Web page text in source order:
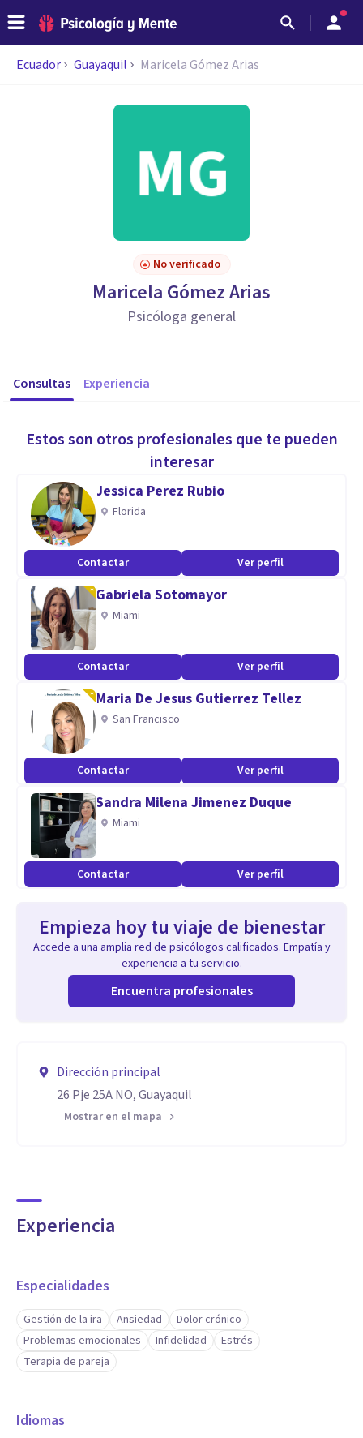
Ecuador Guayaquil Maricela Gómez Arias
No verificado
Maricela Gómez Arias
Psicóloga general
Consultas Experiencia
Estos son otros profesionales que te pueden
interesar
Jessica Perez Rubio
Florida
Contactar Ver perfil
Gabriela Sotomayor
Miami
Contactar Ver perfil
Maria De Jesus Gutierrez Tellez
San Francisco
Contactar Ver perfil
Sandra Milena Jimenez Duque
Miami
Contactar Ver perfil
Empieza hoy tu viaje de bienestar
Accede a una amplia red de psicólogos calificados. Empatía y
experiencia a tu servicio.
Encuentra profesionales
Dirección principal
26 Pje 25A NO, Guayaquil
Mostrar en el mapa
Experiencia
Especialidades
Gestión de la ira Ansiedad
Dolor crónico
Problemas emocionales
Infidelidad
Estrés
Terapia de pareja
Idiomas